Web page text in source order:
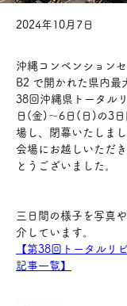
2024年10月7日
沖縄コンベンション
B2 で開かれた県内最
38回沖縄県トータル
日(金)～6日(日)の3
場し、閉幕いたしまし
会場にお越しいただ
とうございました。
三日間の様子を写真
介しています。
【第38回トータルリ
記事一覧】